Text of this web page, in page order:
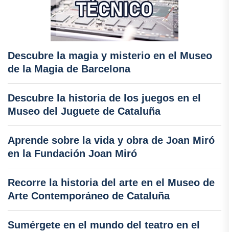
Descubre la magia y misterio en el Museo
de la Magia de Barcelona
Descubre la historia de los juegos en el
Museo del Juguete de Cataluña
Aprende sobre la vida y obra de Joan Miró
en la Fundación Joan Miró
Recorre la historia del arte en el Museo de
Arte Contemporáneo de Cataluña
Sumérgete en el mundo del teatro en el